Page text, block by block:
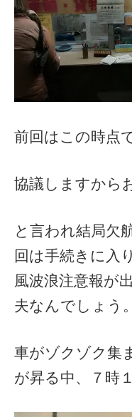
前回はこの時点
協議しますから
と言われ結局欠
回は手続きに入
風波浪注意報が
夫なんでしょう。
車がゾクゾク集
が昇る中、７時